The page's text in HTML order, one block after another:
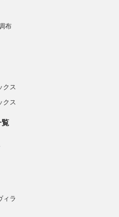
布
クス
クス
覧
ィラ